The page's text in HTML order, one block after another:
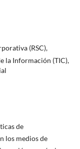
(RSC),
la Información (TIC),
de
los medios de